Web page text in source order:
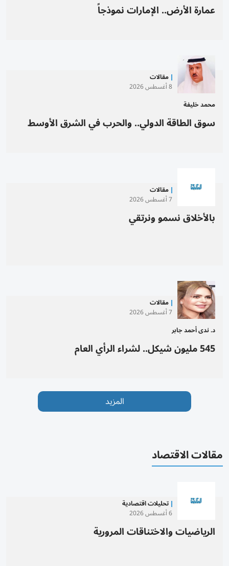
عمارة الأرض.. الإمارات نموذجاً
مقالات
8 أغسطس 2026
محمد خليفة
سوق الطاقة الدولي.. والحرب في الشرق الأوسط
مقالات
7 أغسطس 2026
بالأخلاق نسمو ونرتقي
مقالات
7 أغسطس 2026
د. ندى أحمد جابر
545 مليون شيكل.. لشراء الرأي العام
المزيد
مقالات الاقتصاد
تحليلات اقتصادية
6 أغسطس 2026
الرياضيات والاختناقات المرورية